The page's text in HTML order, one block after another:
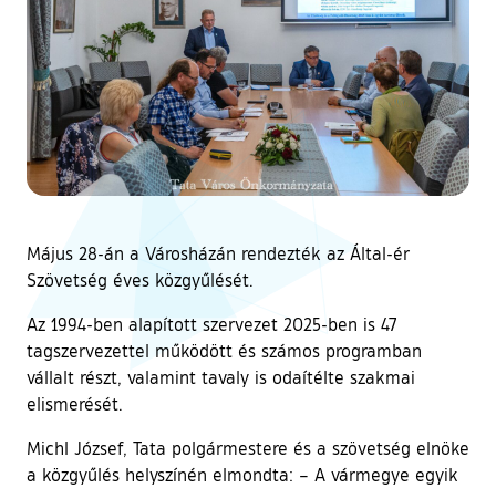
Május 28-án a Városházán rendezték az Által-ér
Szövetség éves közgyűlését.
Az 1994-ben alapított szervezet 2025-ben is 47
tagszervezettel működött és számos programban
vállalt részt, valamint tavaly is odaítélte szakmai
elismerését.
Michl József, Tata polgármestere és a szövetség elnöke
a közgyűlés helyszínén elmondta: – A vármegye egyik